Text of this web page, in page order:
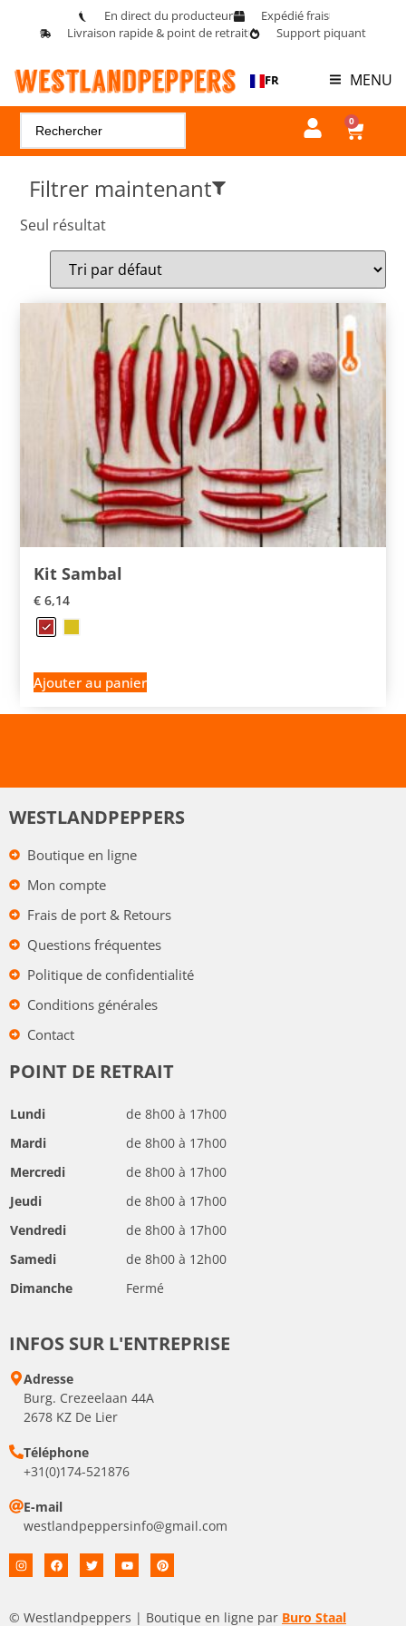
En direct du producteur
Expédié frais
Livraison rapide & point de retrait
Support piquant
FR MENU
0
Filtrer maintenant
Seul résultat
Kit Sambal
€ 6,14
Ajouter au panier
WESTLANDPEPPERS
Boutique en ligne
Mon compte
Frais de port & Retours
Questions fréquentes
Politique de confidentialité
Conditions générales
Contact
POINT DE RETRAIT
Lundi
de 8h00 à 17h00
Mardi
de 8h00 à 17h00
Mercredi
de 8h00 à 17h00
Jeudi
de 8h00 à 17h00
Vendredi
de 8h00 à 17h00
Samedi
de 8h00 à 12h00
Dimanche
Fermé
INFOS SUR L'ENTREPRISE
Adresse
Burg. Crezeelaan 44A
2678 KZ De Lier
Téléphone
+31(0)174-521876
E-mail
westlandpeppersinfo@gmail.com
© Westlandpeppers | Boutique en ligne par Buro Staal